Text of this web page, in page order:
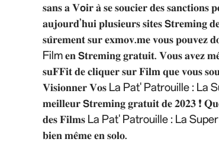
𝐬𝐚𝐧𝐬 𝐚 𝐕𝗼𝐢𝐫 𝐚̀ 𝐬𝐞 𝐬𝐨𝐮𝐜𝐢𝐞𝐫 𝐝𝐞𝐬 𝐬𝐚𝐧𝐜𝐭𝐢𝐨𝐧𝐬
𝐚𝐮𝐣𝐨𝐮𝐫𝐝’𝐡𝐮𝐢 𝐩𝐥𝐮𝐬𝐢𝐞𝐮𝐫𝐬 𝐬𝐢𝐭𝐞𝐬 𝗦𝐭𝐫𝐞𝐦𝐢𝐧𝐠
𝐬𝐮̂𝐫𝐞𝐦𝐞𝐧𝐭 𝐬𝐮𝐫 𝐞𝐱𝐦𝐨𝐯.𝐦𝐞 𝐯𝐨𝐮𝐬 𝐩𝐨𝐮𝐯𝐞𝐳
Film 𝐞𝐧 𝗦𝐭𝐫𝐞𝐦𝐢𝐧𝐠 𝐠𝐫𝐚𝐭𝐮𝐢𝐭. 𝐕𝐨𝐮𝐬 𝐚𝐯𝐞𝐳
𝐬𝐮𝐅𝐅𝐢𝐭 𝐝𝐞 𝐜𝐥𝐢𝐪𝐮𝐞𝐫 𝐬𝐮𝐫 𝐅𝐢𝐥𝐦 𝐪𝐮𝐞 𝐯𝐨𝐮𝐬
𝐕𝐢𝐬𝐢𝐨𝐧𝐧𝐞𝐫 𝐕𝐨𝐬 La Pat' Patrouille : La
𝐦𝐞𝐢𝐥𝐥𝐞𝐮𝐫 𝗦𝐭𝐫𝐞𝐦𝐢𝐧𝐠 𝐠𝐫𝐚𝐭𝐮𝐢𝐭 𝐝𝐞 𝟐𝟎𝟐𝟑 ❗
𝐝𝐞𝐬 𝐅𝐢𝐥𝐦𝐬 La Pat' Patrouille : La
𝐛𝐢𝐞𝐧 𝐦𝐞̂𝐦𝐞 𝐞𝐧 𝐬𝐨𝐥𝐨.